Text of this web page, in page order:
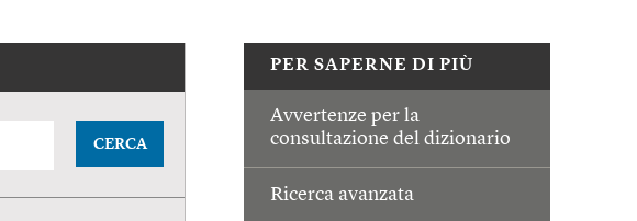
PER SAPERNE DI PIÙ
Avvertenze per la
consultazione del dizionario
Ricerca avanzata
CERCA